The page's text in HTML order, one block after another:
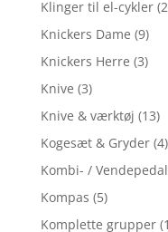
Klinger til el-cykler
Knickers Dame (9)
Knickers Herre (3)
Knive (3)
Knive & værktøj (13)
Kogesæt & Gryder (4)
Kombi- /
Kompas (5)
Komplette grupper